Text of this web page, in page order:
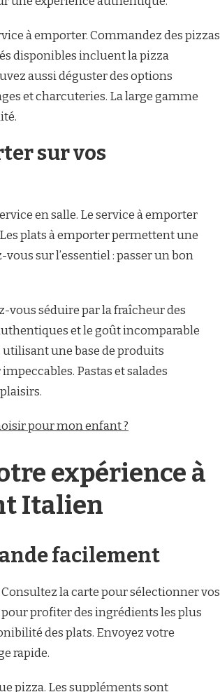
à emporter. Commandez des pizzas
disponibles incluent la pizza
aussi déguster des options
et charcuteries. La large gamme
sur vos
en salle. Le service à emporter
plats à emporter permettent une
sur l’essentiel : passer un bon
vous séduire par la fraîcheur des
et le goût incomparable
utilisant une base de produits
Pastas et salades
pour mon enfant ?
expérience à
Italien
facilement
la carte pour sélectionner vos
profiter des ingrédients les plus
des plats. Envoyez votre
rapide.
pizza. Les suppléments sont